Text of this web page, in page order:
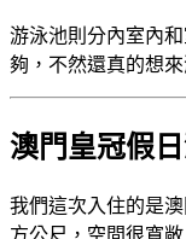
游泳池則分內室內
夠，不然還真的想來
澳門皇冠假
我們這次入住的是